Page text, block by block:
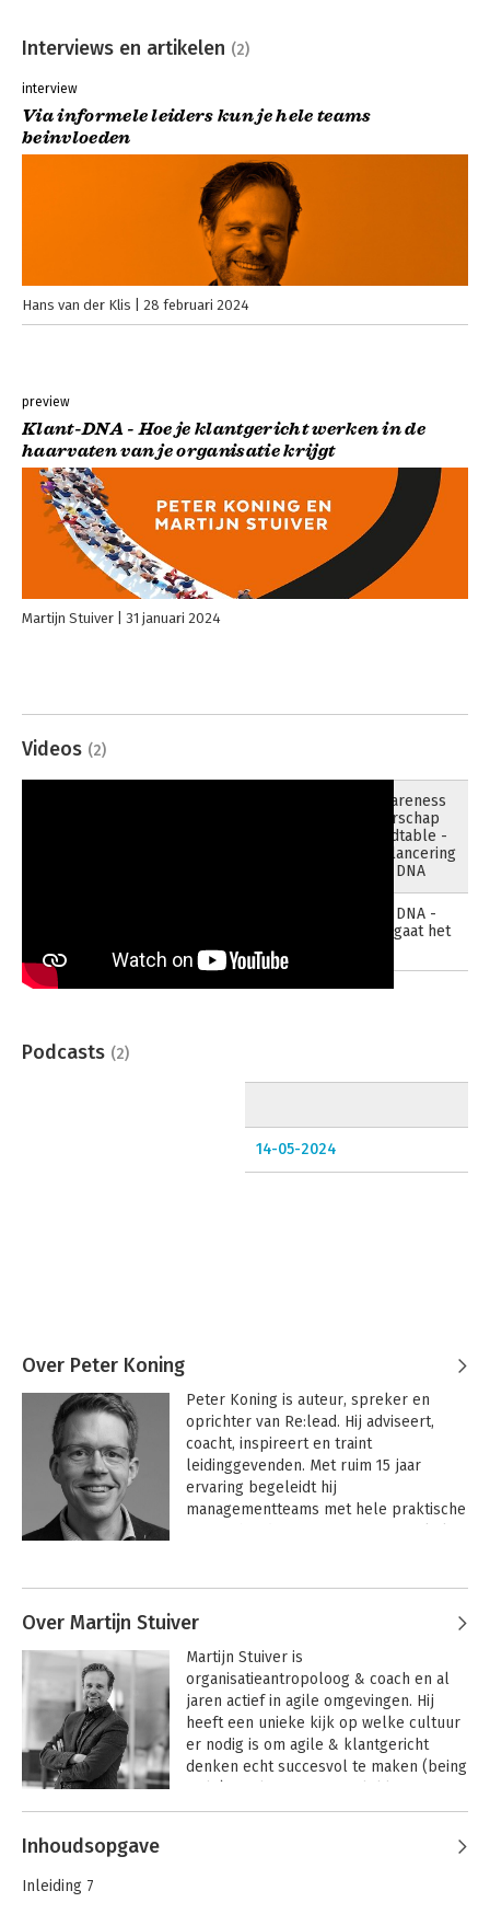
Interviews en artikelen (2)
interview
Via informele leiders kun je hele teams
beinvloeden
Hans van der Klis 28 februari 2024
preview
Klant-DNA - Hoe je klantgericht werken in de
haarvaten van je organisatie krijgt
Martijn Stuiver 31 januari 2024
Videos (2)
Prowareness
Leiderschap
Roundtable -
boeklancering
Klant DNA
Klant DNA -
Waar gaat het
Podcasts (2)
14-05-2024
Over Peter Koning
Peter Koning is auteur, spreker en
oprichter van Re:lead. Hij adviseert,
coacht, inspireert en traint
leidinggevenden. Met ruim 15 jaar
ervaring begeleidt hij
managementteams met hele praktische
Toolkit voor agile
leiders
Over Martijn Stuiver
Martijn Stuiver is
organisatieantropoloog & coach en al
jaren actief in agile omgevingen. Hij
heeft een unieke kijk op welke cultuur
er nodig is om agile & klantgericht
denken echt succesvol te maken (being
blijven aan de oppervlakte hangen.
Andere boeken door Martijn
Stuiver
Inhoudsopgave
Inleiding 7